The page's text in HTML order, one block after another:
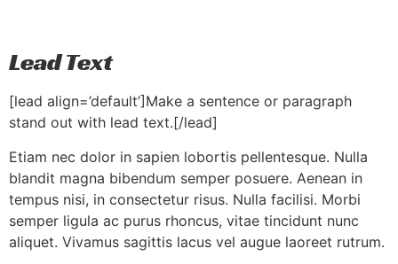
Lead Text
[lead align=’default’]Make a sentence or paragraph
stand out with lead text.[/lead]
Etiam nec dolor in sapien lobortis pellentesque. Nulla
blandit magna bibendum semper posuere. Aenean in
tempus nisi, in consectetur risus. Nulla facilisi. Morbi
semper ligula ac purus rhoncus, vitae tincidunt nunc
aliquet. Vivamus sagittis lacus vel augue laoreet rutrum.